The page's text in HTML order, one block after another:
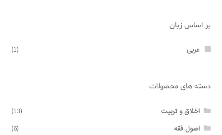
بر اساس زبان
عربی (1)
دسته های محصولات
اخلاق و تربیت (13)
اصول فقه (6)